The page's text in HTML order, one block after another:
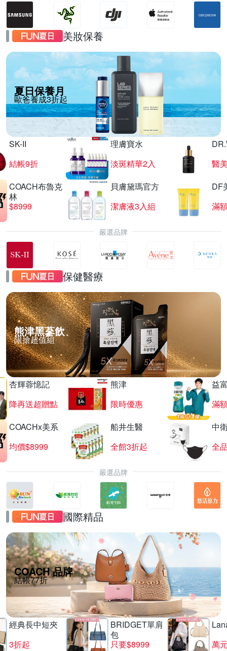
美妝保養
夏日保養月
歐爸養成3折起
SK-II
結帳9折
理膚寶水
淡斑精華2入
醫
COACH布魯克
林
$8999
貝膚黛瑪官方
潔膚液3入組
DF
滿
嚴選品牌
保健醫療
熊津黑蔘飲
限搶超值組
杏輝蓉憶記
降再送超贈點
熊津
限時優惠
益
滿
COACHx美系
均價$8999
船井生醫
全館3折起
中
全
嚴選品牌
國際精品
COACH 品牌
結帳77折
經典長中短夾
3折起
BRIDGET單肩
包
只要$8999
萬